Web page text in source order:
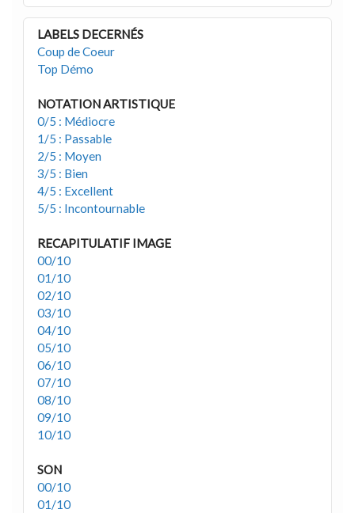
LABELS DECERNÉS
Coup de Coeur
Top Démo
NOTATION ARTISTIQUE
0/5 : Médiocre
1/5 : Passable
2/5 : Moyen
3/5 : Bien
4/5 : Excellent
5/5 : Incontournable
RECAPITULATIF IMAGE
00/10
01/10
02/10
03/10
04/10
05/10
06/10
07/10
08/10
09/10
10/10
SON
00/10
01/10